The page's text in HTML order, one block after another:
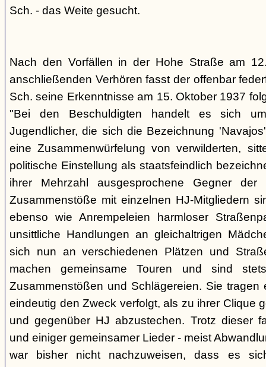
Sch. - das Weite gesucht.
Nach den Vorfällen in der Hohe Straße am
anschließenden Verhören fasst der offenbar
Sch. seine Erkenntnisse am 15. Oktober 1937
"Bei den Beschuldigten handelt es sich
Jugendlicher, die sich die Bezeichnung
eine Zusammenwürfelung von verwilderten,
politische Einstellung als staatsfeindlich
ihrer Mehrzahl ausgesprochene Gegner
Zusammenstöße mit einzelnen HJ-Mitgliedern
ebenso wie Anrempeleien harmloser
unsittliche Handlungen an gleichaltrigen
sich nun an verschiedenen Plätzen und
machen gemeinsame Touren und sind
Zusammenstößen und Schlägereien. Sie tragen
eindeutig den Zweck verfolgt, als zu ihrer Clique
und gegenüber HJ abzustechen. Trotz dieser
und einiger gemeinsamer Lieder - meist
war bisher nicht nachzuweisen, dass es